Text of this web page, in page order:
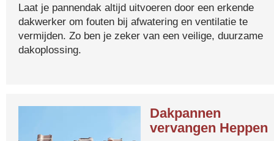
Laat je pannendak altijd uitvoeren door een erkende
dakwerker om fouten bij afwatering en ventilatie te
vermijden. Zo ben je zeker van een veilige, duurzame
dakoplossing.
Dakpannen
vervangen Heppen